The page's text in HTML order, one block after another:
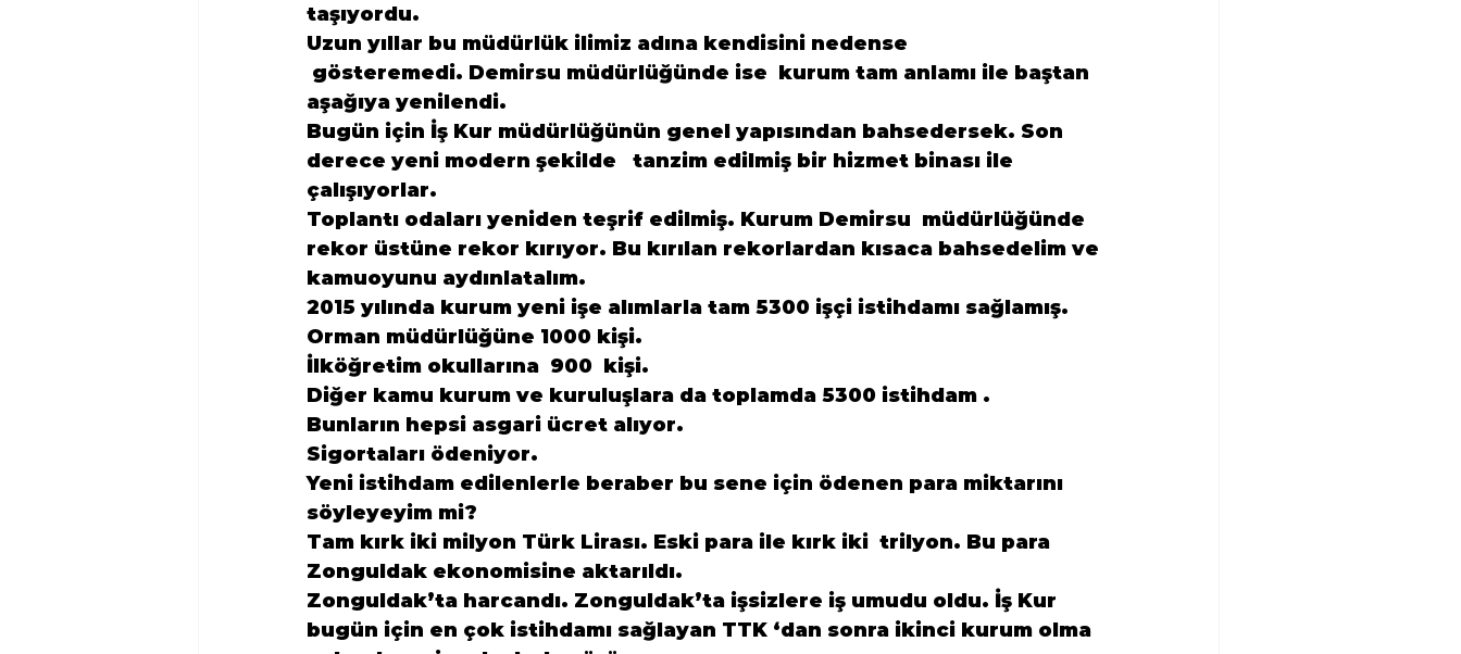
taşıyordu.
Uzun yıllar bu müdürlük ilimiz adına kendisini nedense
gösteremedi. Demirsu müdürlüğünde ise  kurum tam anlamı ile baştan
aşağıya yenilendi.
Bugün için İş Kur müdürlüğünün genel yapısından bahsedersek. Son
derece yeni modern şekilde   tanzim edilmiş bir hizmet binası ile
çalışıyorlar.
Toplantı odaları yeniden teşrif edilmiş. Kurum Demirsu  müdürlüğünde
rekor üstüne rekor kırıyor. Bu kırılan rekorlardan kısaca bahsedelim ve
kamuoyunu aydınlatalım.
2015 yılında kurum yeni işe alımlarla tam 5300 işçi istihdamı sağlamış.
Orman müdürlüğüne 1000 kişi.
İlköğretim okullarına  900  kişi.
Diğer kamu kurum ve kuruluşlara da toplamda 5300 istihdam .
Bunların hepsi asgari ücret alıyor.
Sigortaları ödeniyor.
Yeni istihdam edilenlerle beraber bu sene için ödenen para miktarını
söyleyeyim mi?
Tam kırk iki milyon Türk Lirası. Eski para ile kırk iki  trilyon. Bu para
Zonguldak ekonomisine aktarıldı.
Zonguldak’ta harcandı. Zonguldak’ta işsizlere iş umudu oldu. İş Kur
bugün için en çok istihdamı sağlayan TTK ‘dan sonra ikinci kurum olma